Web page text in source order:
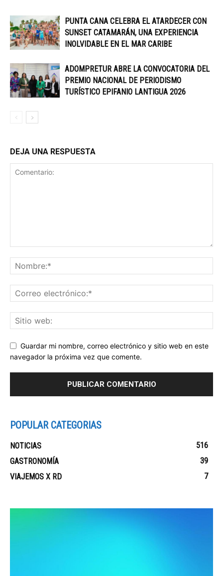
PUNTA CANA CELEBRA EL ATARDECER CON
SUNSET CATAMARÁN, UNA EXPERIENCIA
INOLVIDABLE EN EL MAR CARIBE
ADOMPRETUR ABRE LA CONVOCATORIA DEL
PREMIO NACIONAL DE PERIODISMO
TURÍSTICO EPIFANIO LANTIGUA 2026
DEJA UNA RESPUESTA
Guardar mi nombre, correo electrónico y sitio web en este
navegador la próxima vez que comente.
POPULAR CATEGORIAS
NOTICIAS
516
GASTRONOMÍA
39
VIAJEMOS X RD
7